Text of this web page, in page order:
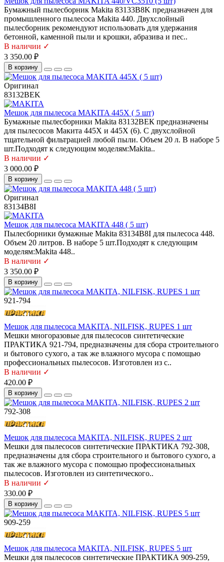
Бумажный пылесборник Makita 83133B8K предназначен для
промышленного пылесоса Makita 440. Двухслойный
пылесборник рекомендуют использовать для удержания
бетонной, каменной пыли и крошки, абразива и пес..
В наличии ✓
3 350.00 ₽
В корзину
Оригинал
83132BEK
Мешок для пылесоса MAKITA 445X ( 5 шт)
Бумажные пылесборники Makita 83132ВЕК предназначены
для пылесосов Макита 445X и 445X (6). С двухслойной
тщательной фильтрацией любой пыли. Объем 20 л. В наборе 5
шт.Подходят к следующим моделям:Makita..
В наличии ✓
3 000.00 ₽
В корзину
Оригинал
83134B8I
Мешок для пылесоса MAKITA 448 ( 5 шт)
Пылесборники бумажные Makita 83134B8I для пылесоса 448.
Объем 20 литров. В наборе 5 шт.Подходят к следующим
моделям:Makita 448..
В наличии ✓
3 350.00 ₽
В корзину
921-794
Мешок для пылесоса MAKITA, NILFISK, RUPES 1 шт
Мешки многоразовые для пылесосов синтетические
ПРАКТИКА 921-794, предназначены для сбора строительного
и бытового сухого, а так же влажного мусора с помощью
профессиональных пылесосов. Изготовлен из с..
В наличии ✓
420.00 ₽
В корзину
792-308
Мешок для пылесоса MAKITA, NILFISK, RUPES 2 шт
Мешки для пылесосов синтетические ПРАКТИКА 792-308,
предназначены для сбора строительного и бытового сухого, а
так же влажного мусора с помощью профессиональных
пылесосов. Изготовлен из синтетического..
В наличии ✓
330.00 ₽
В корзину
909-259
Мешок для пылесоса MAKITA, NILFISK, RUPES 5 шт
Мешки для пылесосов синтетические ПРАКТИКА 909-259,